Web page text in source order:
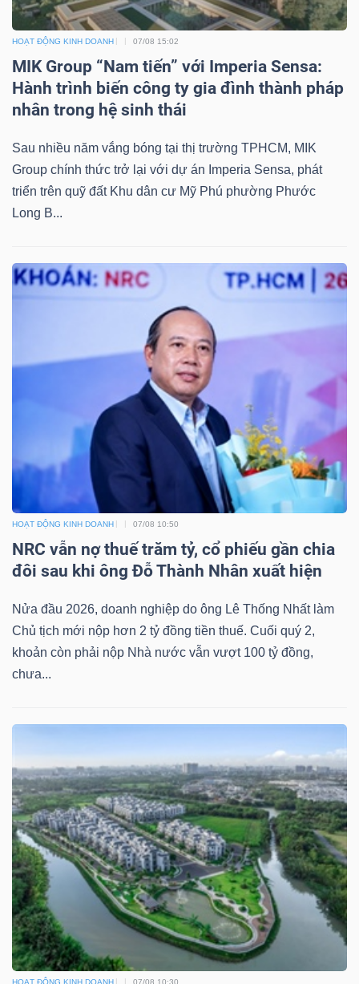
HOẠT ĐỘNG KINH DOANH 07/08 15:02
MIK Group “Nam tiến” với Imperia Sensa:
Hành trình biến công ty gia đình thành pháp
nhân trong hệ sinh thái
Sau nhiều năm vắng bóng tại thị trường TPHCM, MIK
Group chính thức trở lại với dự án Imperia Sensa, phát
triển trên quỹ đất Khu dân cư Mỹ Phú phường Phước
Long B...
HOẠT ĐỘNG KINH DOANH 07/08 10:50
NRC vẫn nợ thuế trăm tỷ, cổ phiếu gần chia
đôi sau khi ông Đỗ Thành Nhân xuất hiện
Nửa đầu 2026, doanh nghiệp do ông Lê Thống Nhất làm
Chủ tịch mới nộp hơn 2 tỷ đồng tiền thuế. Cuối quý 2,
khoản còn phải nộp Nhà nước vẫn vượt 100 tỷ đồng,
chưa...
HOẠT ĐỘNG KINH DOANH 07/08 10:30
CÔNG
CỤ
ĐẦU
TRUY
LIỆU
NĂNG
LƯỢNG
NGUYÊN
VẬT
LIỆU
CÔNG
NGHIỆP
TIÊU
DÙNG
KHÔNG
THIẾT